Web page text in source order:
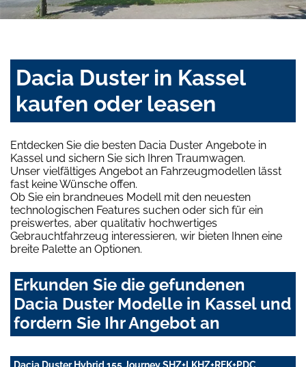
Dacia Duster in Kassel
kaufen oder leasen
Entdecken Sie die besten Dacia Duster Angebote in
Kassel und sichern Sie sich Ihren Traumwagen.
Unser vielfältiges Angebot an Fahrzeugmodellen lässt
fast keine Wünsche offen.
Ob Sie ein brandneues Modell mit den neuesten
technologischen Features suchen oder sich für ein
preiswertes, aber qualitativ hochwertiges
Gebrauchtfahrzeug interessieren, wir bieten Ihnen eine
breite Palette an Optionen.
Erkunden Sie die gefundenen
Dacia Duster Modelle in Kassel und
fordern Sie Ihr Angebot an
Dacia Duster Hybrid 155 Journey SHZ+LKHZ+RFK+PDC